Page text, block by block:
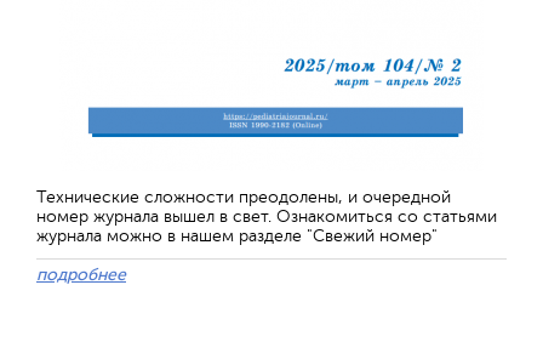
Технические сложности преодолены, и очередной
номер журнала вышел в свет. Ознакомиться со статьями
журнала можно в нашем разделе "Свежий номер"
подробнее